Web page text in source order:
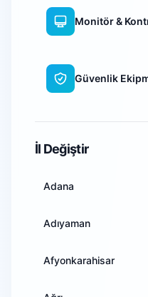
Monitör &
Güvenlik
İl Değiştir
Adana
Adıyaman
Afyonkarahisar